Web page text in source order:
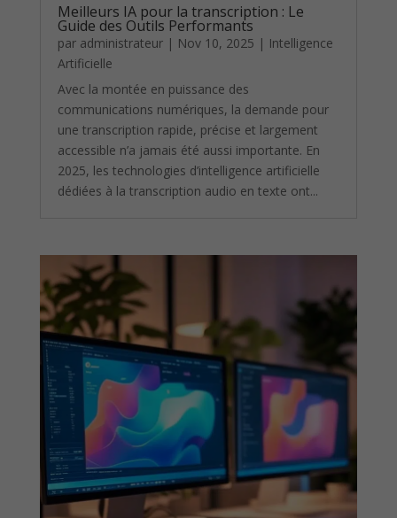
Meilleurs IA pour la transcription : Le
Guide des Outils Performants
par administrateur| Nov 10, 2025 | Intelligence
Artificielle
Avec la montée en puissance des
communications numériques, la demande pour
une transcription rapide, précise et largement
accessible n’a jamais été aussi importante. En
2025, les technologies d’intelligence artificielle
dédiées à la transcription audio en texte ont...